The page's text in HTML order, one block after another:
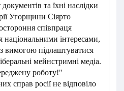
та їхні наслідки
Угорщини Сіярто
співпраця
національними інтересами,
вимогою підлаштуватися
мейнстримні медіа.
роботу!"
справ росії не відповіло